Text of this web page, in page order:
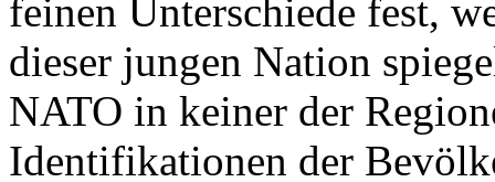
feinen Unterschiede fest,
dieser jungen Nation
NATO in keiner der
Identifikationen der